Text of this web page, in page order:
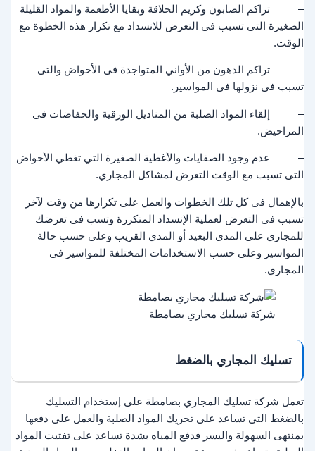
– تراكم الصابون وكريم الحلاقة وبقايا الأطعمة والمواد القليلة
الصغيرة التى تسبب فى التعرض للانسداد مع تكرار هذه الخطوة مع
الوقت.
– تراكم الدهون من الأواني المتواجدة فى الأحواض والتى
تسبب فى نزولها فى المواسير.
– إلقاء المواد الصلبة من المناديل الورقية والحفاضات فى
المراحيض.
– عدم وجود الصفايات والأغطية الصغيرة التي تغطي الأحواض
التى تسبب مع الوقت التعرض لمشاكل المجاري.
بالإهمال فى كل تلك الخطوات والعمل على تكرارها من وقت لآخر
تسبب فى التعرض لعملية الإنسداد المتكررة وتسب فى تعرضك
للمجاري على المدى البعيد أو المدي القريب وعلى حسب حالة
المواسير وعلى حسب الاستخدامات المختلفة للمواسير فى
المجاري.
شركة تسليك مجاري بصامطة
تسليك المجاري بالضغط
تعمل شركة تسليك المجاري بصامطة على إستخدام التسليك
بالضغط التى تساعد على تحريك المواد الصلبة والعمل على دفعها
بمنتهى السهولة واليسر فدفع المياه بشدة تساعد على تفتيت المواد